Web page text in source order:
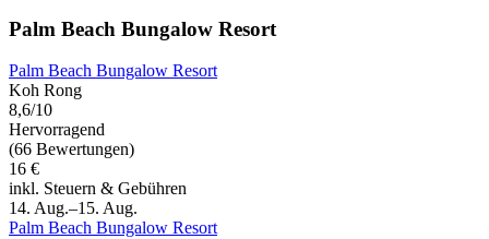
Palm Beach Bungalow Resort
Palm Beach Bungalow Resort
Koh Rong
8,6/10
Hervorragend
(66 Bewertungen)
16 €
inkl. Steuern & Gebühren
14. Aug.–15. Aug.
Palm Beach Bungalow Resort